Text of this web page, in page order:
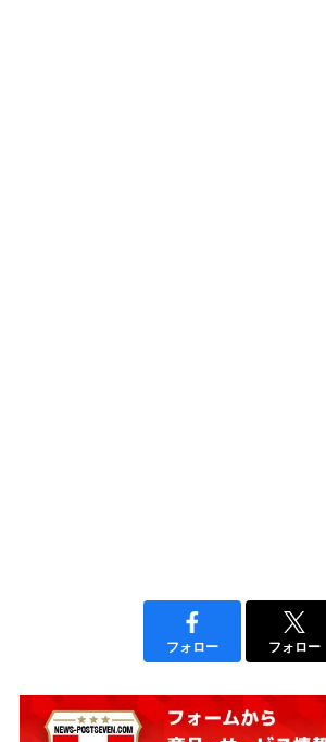
フォロー フォロー